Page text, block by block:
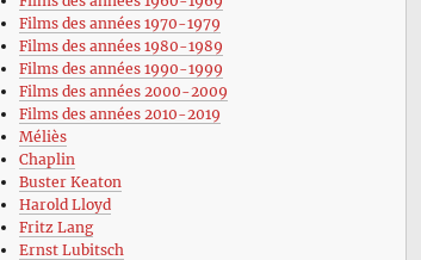
Films des années 1970-1979
Films des années 1980-1989
Films des années 1990-1999
Films des années 2000-2009
Films des années 2010-2019
Méliès
Chaplin
Buster Keaton
Harold Lloyd
Fritz Lang
Ernst Lubitsch